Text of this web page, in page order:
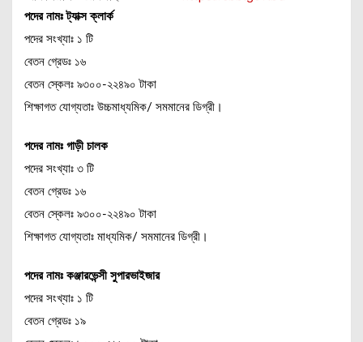
পদের নামঃ ট্যাক্স ক্লার্ক
পদের সংখ্যাঃ ১ টি
বেতন গ্রেডঃ ১৬
বেতন স্কেলঃ ৯৩০০-২২৪৯০ টাকা
শিক্ষাগত যোগ্যতাঃ উচ্চমাধ্যমিক/ সমমানের ডিগ্রী।
পদের নামঃ গাড়ী চালক
পদের সংখ্যাঃ ৩ টি
বেতন গ্রেডঃ ১৬
বেতন স্কেলঃ ৯৩০০-২২৪৯০ টাকা
শিক্ষাগত যোগ্যতাঃ মাধ্যমিক/ সমমানের ডিগ্রী।
পদের নামঃ কঞ্জারভেন্সী সুপারভাইজার
পদের সংখ্যাঃ ১ টি
বেতন গ্রেডঃ ১৯